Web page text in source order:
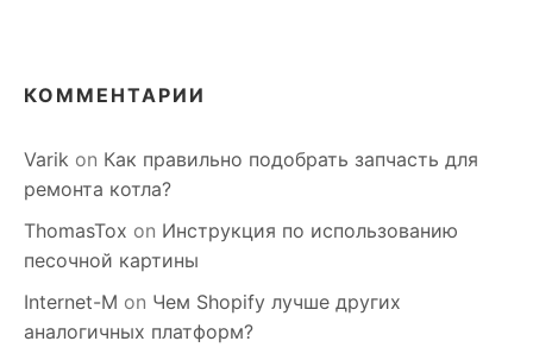
КОММЕНТАРИИ
Varik on Как правильно подобрать запчасть для
ремонта котла?
ThomasTox on Инструкция по использованию
песочной картины
Internet-M on Чем Shopify лучше других
аналогичных платформ?